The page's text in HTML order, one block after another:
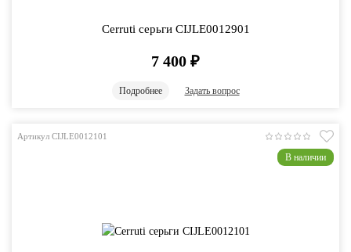
Cerruti серьги CIJLE0012901
7 400 ₽
Подробнее Задать вопрос
Артикул CIJLE0012101
В наличии